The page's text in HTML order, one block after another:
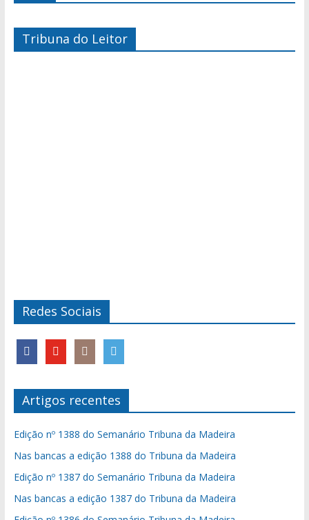
Tribuna do Leitor
Redes Sociais
Artigos recentes
Edição nº 1388 do Semanário Tribuna da Madeira
Nas bancas a edição 1388 do Tribuna da Madeira
Edição nº 1387 do Semanário Tribuna da Madeira
Nas bancas a edição 1387 do Tribuna da Madeira